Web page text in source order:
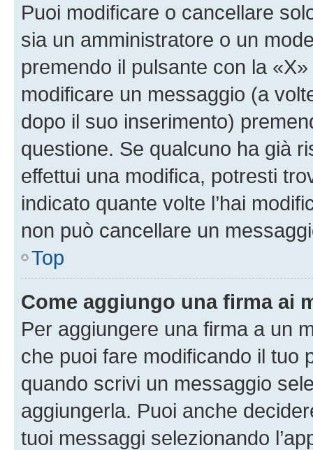
Puoi modificare o cancellare
sia un amministratore o un
premendo il pulsante con la
modificare un messaggio (a
dopo il suo inserimento)
questione. Se qualcuno ha già
effettui una modifica, potresti
indicato quante volte l’hai
non può cancellare un
Top
Come aggiungo una firma ai
Per aggiungere una firma a un
che puoi fare modificando il tuo
quando scrivi un messaggio
aggiungerla. Puoi anche
tuoi messaggi selezionando